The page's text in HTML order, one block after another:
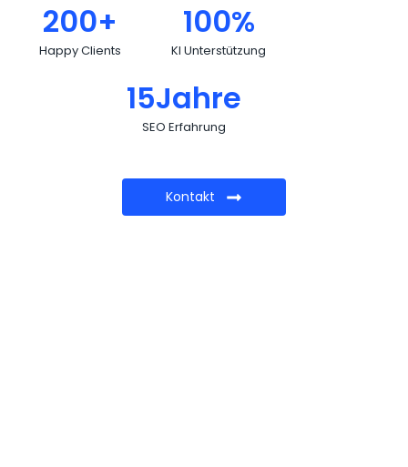
Happy Clients
200+
KI Unterstützung
100%
SEO Erfahrung
15Jahre
Kontakt